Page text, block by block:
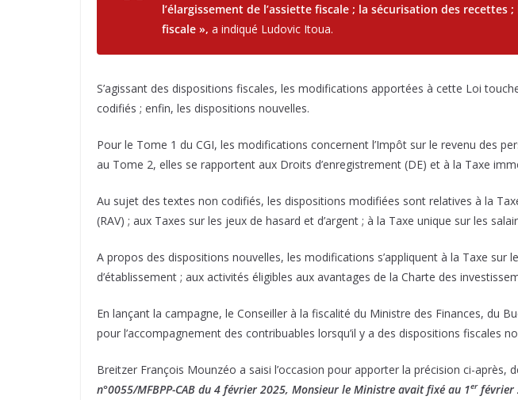
l’élargissement de l’assiette fiscale ; la sécurisation des
fiscale », a indiqué Ludovic Itoua.
S’agissant des dispositions fiscales, les modifications apportées à cette Loi
codifiés ; enfin, les dispositions nouvelles.
Pour le Tome 1 du CGI, les modifications concernent l’Impôt sur le revenu des
au Tome 2, elles se rapportent aux Droits d’enregistrement (DE) et à la Taxe
Au sujet des textes non codifiés, les dispositions modifiées sont relatives à la
(RAV) ; aux Taxes sur les jeux de hasard et d’argent ; à la Taxe unique sur les
A propos des dispositions nouvelles, les modifications s’appliquent à la Taxe
d’établissement ; aux activités éligibles aux avantages de la Charte des
En lançant la campagne, le Conseiller à la fiscalité du Ministre des Finances, du
pour l’accompagnement des contribuables lorsqu’il y a des dispositions fiscales
Breitzer François Mounzéo a saisi l’occasion pour apporter la précision ci-après,
n°0055/MFBPP-CAB du 4 février 2025, Monsieur le Ministre avait fixé au 1erfévrier